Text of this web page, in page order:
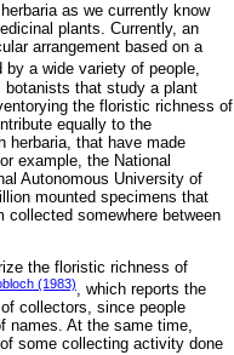
as we currently know
plants. Currently, an
arrangement based on a
a wide variety of people,
that study a plant
the floristic richness of
equally to the
herbaria, that have made
example, the National
Autonomous University of
mounted specimens that
somewhere between
the floristic richness of
(1983), which reports the
collectors, since people
names. At the same time,
some collecting activity done